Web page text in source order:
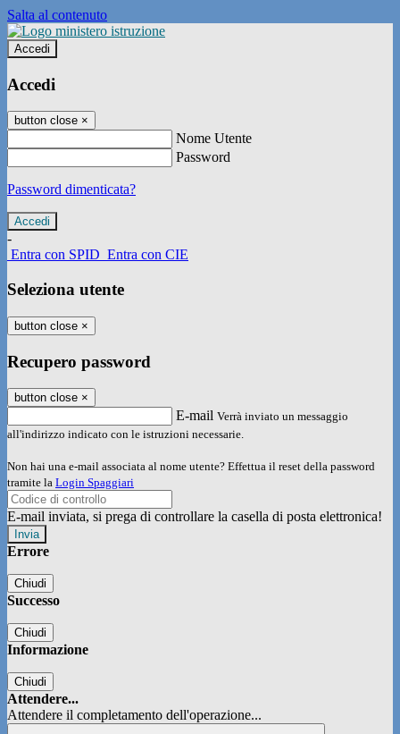
Salta al contenuto
Accedi
Accedi
button close ×
Nome Utente
Password
Password dimenticata?
-
Entra con SPID Entra con CIE
Seleziona utente
button close ×
Recupero password
button close ×
E-mail Verrà inviato un messaggio
all'indirizzo indicato con le istruzioni necessarie.
Non hai una e-mail associata al nome utente? Effettua il reset della password
tramite la Login Spaggiari
E-mail inviata, si prega di controllare la casella di posta elettronica!
Errore
Chiudi
Successo
Chiudi
Informazione
Chiudi
Attendere...
Attendere il completamento dell'operazione...